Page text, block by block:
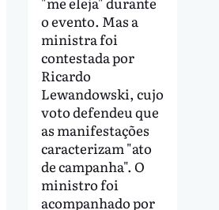
o evento. Mas a
ministra foi
contestada por
Ricardo
Lewandowski, cujo
voto defendeu que
as manifestações
caracterizam "ato
de campanha". O
ministro foi
acompanhado por